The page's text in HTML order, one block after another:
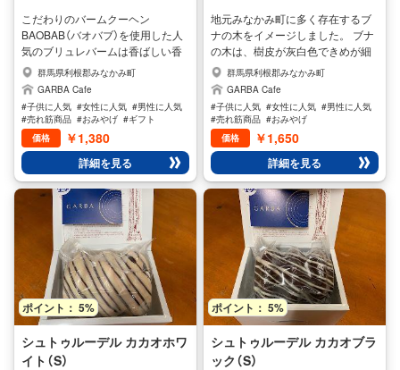
こだわりのバームクーヘン
BAOBAB（バオバブ）を使用した人
気のブリュレバームは香ばしい香
りとの相性は抜群で、コーヒー紅
茶に良く合う商品です。
群馬県利根郡みなかみ町
GARBA Cafe
#子供に人気 #女性に人気 #男性に人気
#売れ筋商品 #おみやげ #ギフト
価格
￥1,380
詳細を見る
地元みなかみ町に多く存在するブ
ナの木をイメージしました。 ブナ
の木は、樹皮が灰白色できめが細
かく独特の模様をしています。ま
た、ブナの森は「ブナの森に水滴は
いらない」と言われるほど、保水力
が高いのが特徴です。 うるおい豊
かな白いブナの木のようにイメー
ジした、BUNAは表面をシュガー
パウダーでまぶし、もちもち感を
強調しております。 このバームク
ーヘンBUNAは自慢のもっちり感
によってシュガーパウダーが良く
絡み絶妙な味わいを出していま
す。 当社のバームクーヘンは、全
て手焼きで手焼きならではの商品
ですので、柔らかさなどにばらつ
きがありますが、味・品質には全
く問題なく、本来の美味しさで味
わうことができます。
群馬県利根郡みなかみ町
GARBA Cafe
#子供に人気 #女性に人気 #男性に人気
#売れ筋商品 #おみやげ
価格
￥1,650
詳細を見る
ポイント： 5%
シュトゥルーデル カカオホワ
イト（S）
ポイント： 5%
シュトゥルーデル カカオブラ
ック（S）